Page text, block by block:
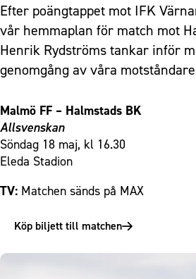
Vanliga frågor om 1910 Event
Grundskolefotboll mot rasismer
Skolakademier
Fonder
Policydokument
Personuppgiftspolicy
Efter poängtappet mot IFK
vår hemmaplan för match mot
Henrik Rydströms tankar inför
genomgång av våra
Malmö FF – Halmstads BK
Allsvenskan
Söndag 18 maj, kl 16.30
Eleda Stadion
TV: Matchen sänds på MAX
Köp biljett till matchen